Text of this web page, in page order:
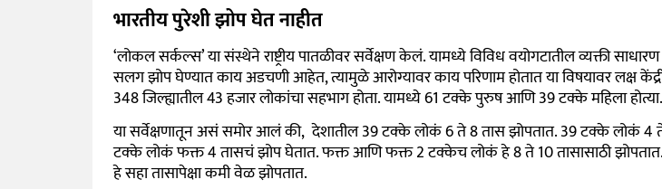
भारतीय पुरेशी झोप घेत नाहीत
‘लोकल सर्कल्स’ या संस्थेने राष्ट्रीय पातळीवर सर्वेक्षण केलं. यामध्ये विविध वयोगटातील व्यक्ती
सलग झोप घेण्यात काय अडचणी आहेत, त्यामुळे आरोग्यावर काय परिणाम होतात या विषयावर लक्ष
348 जिल्ह्यातील 43 हजार लोकांचा सहभाग होता. यामध्ये 61 टक्के पुरुष आणि 39 टक्के महिला होत्या.
या सर्वेक्षणातून असं समोर आलं की, देशातील 39 टक्के लोकं 6 ते 8 तास झोपतात. 39 टक्के लोकं 4
टक्के लोकं फक्त 4 तासचं झोप घेतात. फक्त आणि फक्त 2 टक्केच लोकं हे 8 ते 10 तासासाठी
हे सहा तासापेक्षा कमी वेळ झोपतात.